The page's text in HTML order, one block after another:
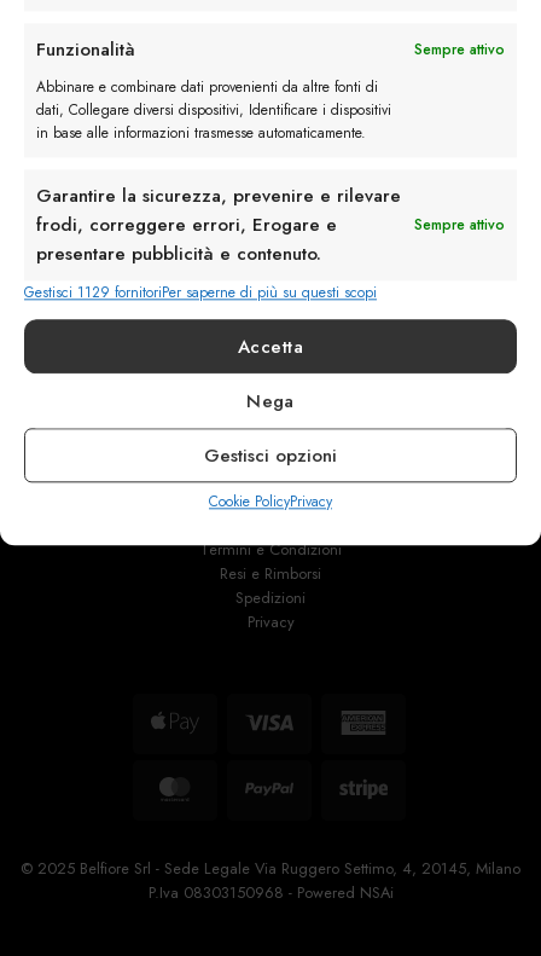
Funzionalità
Sempre attivo
Abbinare e combinare dati provenienti da altre fonti di
dati, Collegare diversi dispositivi, Identificare i dispositivi
in base alle informazioni trasmesse automaticamente.
Garantire la sicurezza, prevenire e rilevare
frodi, correggere errori, Erogare e
presentare pubblicità e contenuto.
Sempre attivo
Gestisci 1129 fornitoriPer saperne di più su questi scopi
Accetta
Nega
Gestisci opzioni
Cookie PolicyPrivacy
Servizio Clienti
info@calzaturebelfiore.com
+39 02 468042
MI 20145 • Milano
Via Belfiore 9
Termini e Condizioni
Resi e Rimborsi
Spedizioni
Privacy
Apple
Visa
American
MasterCard
Stripe
© 2025 Belfiore Srl - Sede Legale Via Ruggero Settimo, 4, 20145, Milano
P.Iva 08303150968 - Powered NSAi